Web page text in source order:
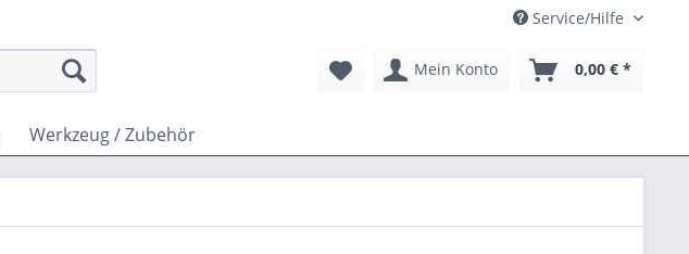
Service/Hilfe
Mein Konto 0,00 € *
Werkzeug / Zubehör